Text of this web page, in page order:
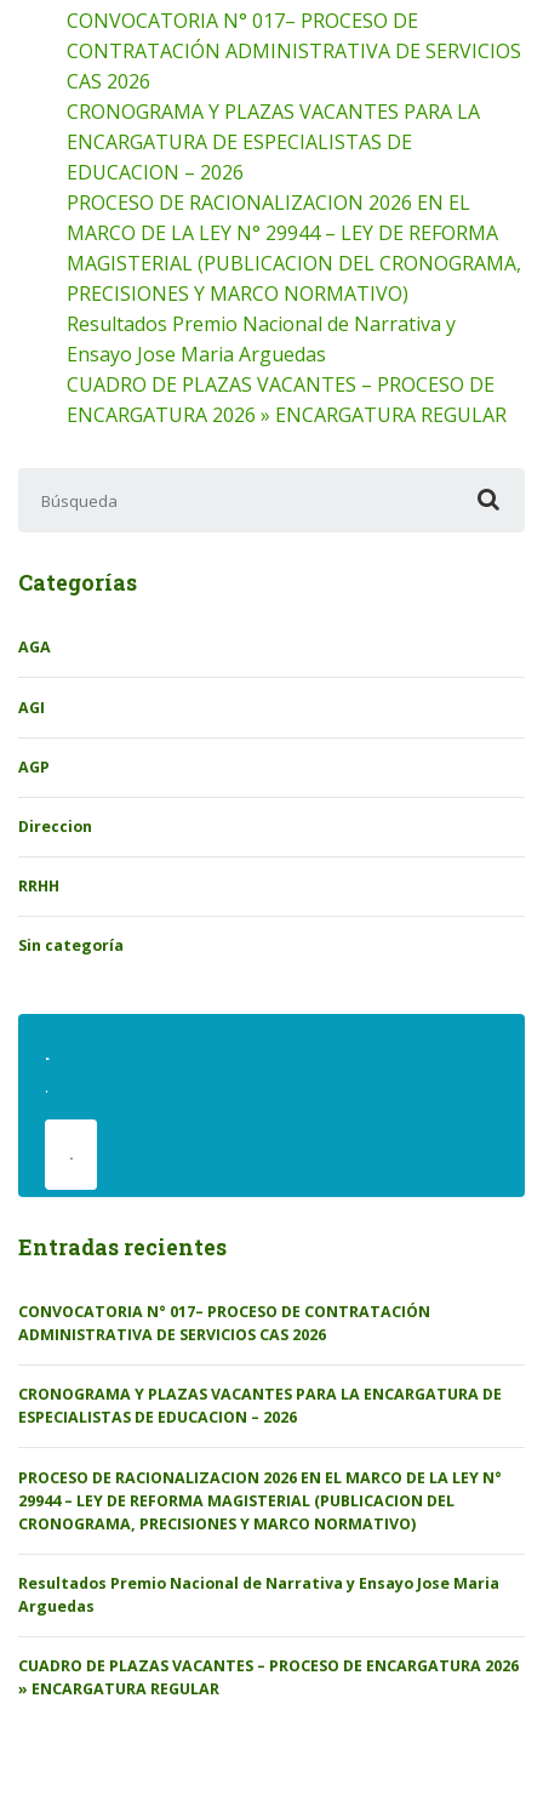
CONVOCATORIA N° 017– PROCESO DE
CONTRATACIÓN ADMINISTRATIVA DE SERVICIOS
CAS 2026
CRONOGRAMA Y PLAZAS VACANTES PARA LA
ENCARGATURA DE ESPECIALISTAS DE
EDUCACION – 2026
PROCESO DE RACIONALIZACION 2026 EN EL
MARCO DE LA LEY N° 29944 – LEY DE REFORMA
MAGISTERIAL (PUBLICACION DEL CRONOGRAMA,
PRECISIONES Y MARCO NORMATIVO)
Resultados Premio Nacional de Narrativa y
Ensayo Jose Maria Arguedas
CUADRO DE PLAZAS VACANTES – PROCESO DE
ENCARGATURA 2026 » ENCARGATURA REGULAR
Categorías
AGA
AGI
AGP
Direccion
RRHH
Sin categoría
.
.
.
Entradas recientes
CONVOCATORIA N° 017– PROCESO DE CONTRATACIÓN
ADMINISTRATIVA DE SERVICIOS CAS 2026
CRONOGRAMA Y PLAZAS VACANTES PARA LA ENCARGATURA DE
ESPECIALISTAS DE EDUCACION – 2026
PROCESO DE RACIONALIZACION 2026 EN EL MARCO DE LA LEY N°
29944 – LEY DE REFORMA MAGISTERIAL (PUBLICACION DEL
CRONOGRAMA, PRECISIONES Y MARCO NORMATIVO)
Resultados Premio Nacional de Narrativa y Ensayo Jose Maria
Arguedas
CUADRO DE PLAZAS VACANTES – PROCESO DE ENCARGATURA 2026
» ENCARGATURA REGULAR